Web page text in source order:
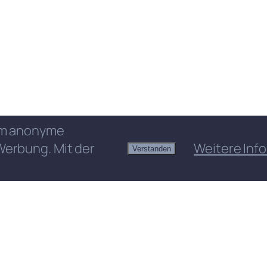
anonyme
Mit der
Verstanden Weitere